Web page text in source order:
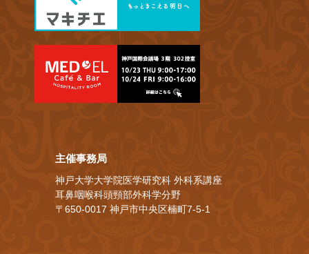
主催事務局
神戸大学大学院医学研究科 外科系講座
耳鼻咽喉科頭頸部外科学分野
〒650-0017 神戸市中央区楠町7-5-1